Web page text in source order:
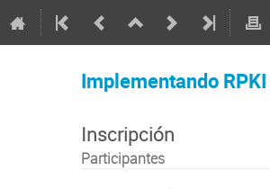
Implementando
Inscripción
Participantes